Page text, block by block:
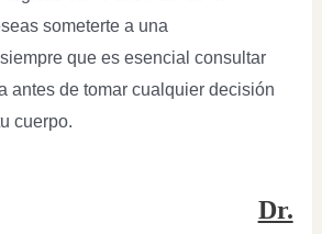
someterte a una
que es esencial consultar
antes de tomar cualquier decisión
cuerpo.
Dr.